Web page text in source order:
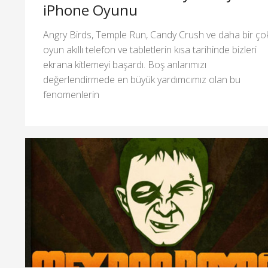
iPhone Oyunu
Angry Birds, Temple Run, Candy Crush ve daha bir
oyun akıllı telefon ve tabletlerin kısa tarihinde bizleri
ekrana kitlemeyi başardı. Boş anlarımızı
değerlendirmede en büyük yardımcımız olan bu
fenomenlerin